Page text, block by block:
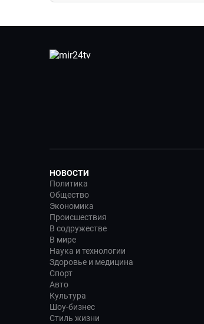
НОВОСТИ
Политика
Общество
Экономика
Происшествия
В содружестве
В мире
Наука и технологии
Здоровье и медицина
Спорт
Авто
Культура
Шоу-бизнес
Стиль жизни